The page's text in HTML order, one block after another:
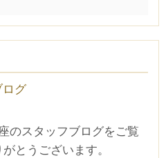
ログ
のスタッフブログをご覧
とうございます。